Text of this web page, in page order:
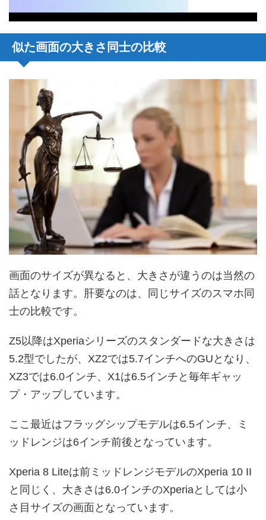
似た画面の大きさ同士の比較
画面のサイズが異なると、大きさが違うのは当然の
話となります。肝要なのは、同じサイズのスマホ同
士の比較です。
Z5以降はXperiaシリーズのスタンダードな大きさは
5.2型でしたが、XZ2では5.7インチへのGUとなり、
XZ3では6.0インチ、X1は6.5インチと毎年ギャッ
プ・アップしています。
ここ最近はフラッグシップモデルは6.5インチ、ミ
ッドレンジは6インチ前後となっています。
Xperia 8 Liteは前ミッドレンジモデルのXperia 10 II
と同じく、大きさは6.0インチのXperiaとしては小
さ目サイズの画面となっています。